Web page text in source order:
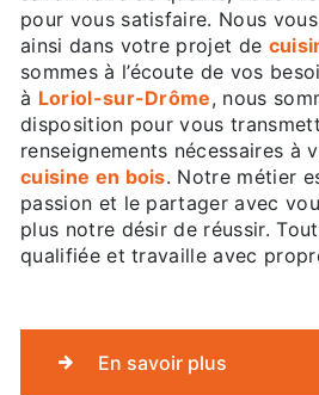
pour vous satisfaire. Nous
ainsi dans votre projet de
sommes à l’écoute de vos
à Loriol-sur-Drôme, nous
disposition pour vous
renseignements nécessaires à
cuisine en bois. Notre métier
passion et le partager avec
plus notre désir de réussir.
qualifiée et travaille avec
En savoir plus